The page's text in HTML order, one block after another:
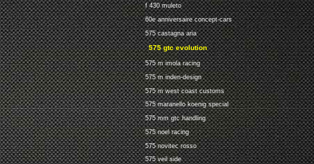
f 430 muleto
60e anniversaire concept-cars
575 castagna aria
575 gtc evolution
575 m imola racing
575 m inden-design
575 m west coast customs
575 maranello koenig special
575 mm gtc handling
575 noel racing
575 novitec rosso
575 veil side